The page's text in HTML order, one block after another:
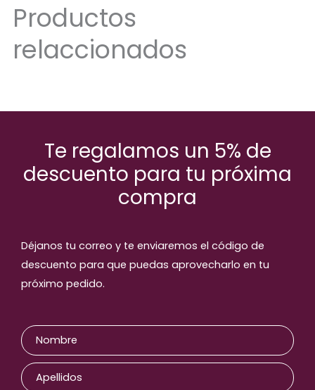
Productos
relaccionados
Te regalamos un 5% de
descuento para tu próxima
compra
Déjanos tu correo y te enviaremos el código de
descuento para que puedas aprovecharlo en tu
próximo pedido.